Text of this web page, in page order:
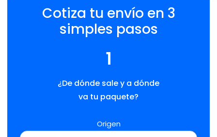
Cotiza tu envío en 3
simples pasos
1
¿De dónde sale y a dónde
va tu paquete?
Origen